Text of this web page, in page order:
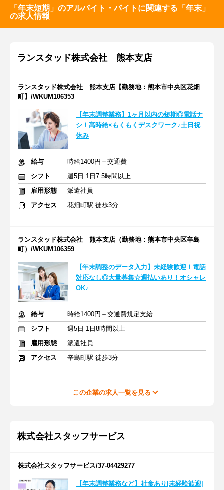
「年末短期」のアルバイト・バイトに関連する「年末」
の求人情報
ランスタッド株式会社 熊本支店
ランスタッド株式会社 熊本支店【勤務地：熊本市中央区花畑
町】/WKUM106353
【年末調整業務】1ヶ月以内の短期◎電話ナ
シ！高時給×もくもくデスクワーク♪土日祝
休み
給与
時給1400円＋交通費
シフト
週5日 1日7.5時間以上
雇用形態
派遣社員
アクセス
花畑町駅 徒歩3分
ランスタッド株式会社 熊本支店（勤務地：熊本市中央区辛島
町）/WKUM106359
【年末調整のデータ入力】未経験歓迎！電話
対応なし◎大量募集☆週払いあり！オシャレ
OK♪
給与
時給1400円＋交通費規定支給
シフト
週5日 1日8時間以上
雇用形態
派遣社員
アクセス
辛島町駅 徒歩3分
この企業の求人一覧を見る
株式会社スタッフサービス
株式会社スタッフサービス/37-04429277
【年末調整業務など】社食あり|未経験歓迎|